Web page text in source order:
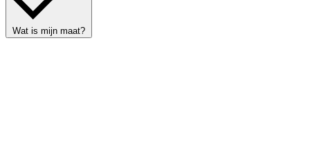
Wat is mijn maat?